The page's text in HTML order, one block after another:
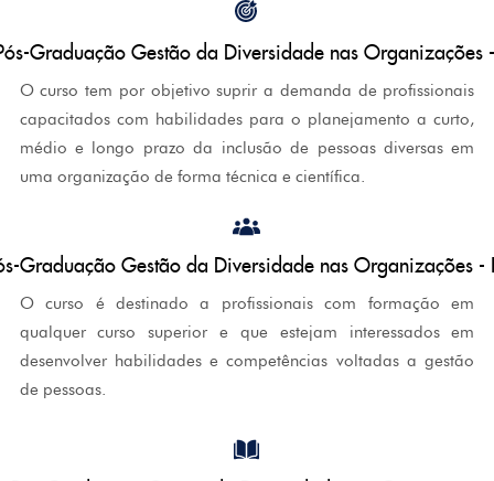
Graduação Gestão da Diversidade nas Organizações
O curso tem por objetivo suprir a demanda de profissionais
capacitados com habilidades para o planejamento a curto,
médio e longo prazo da inclusão de pessoas diversas em
uma organização de forma técnica e científica.
Graduação Gestão da Diversidade nas Organizações
O curso é destinado a profissionais com formação em
qualquer curso superior e que estejam interessados em
desenvolver habilidades e competências voltadas a gestão
de pessoas.